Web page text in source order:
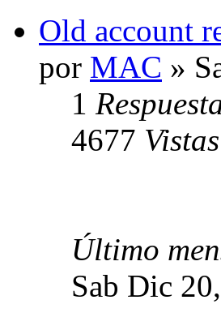
Old account
por MAC »
1
4677 Vistas
Último
Sab Dic